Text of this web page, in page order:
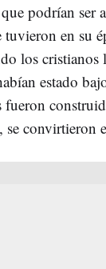
podrían ser
en su
los
estado
se convirtieron